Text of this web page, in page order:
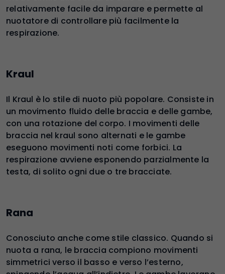
relativamente facile da imparare e permette al
nuotatore di controllare più facilmente la
respirazione.
Kraul
Il Kraul è lo stile di nuoto più popolare. Consiste in
un movimento fluido delle braccia e delle gambe,
con una rotazione del corpo. I movimenti delle
braccia nel kraul sono alternati e le gambe
eseguono movimenti noti come forbici. La
respirazione avviene esponendo parzialmente la
testa, di solito ogni due o tre bracciate.
Rana
Conosciuto anche come stile classico. Quando si
nuota a rana, le braccia compiono movimenti
simmetrici verso il basso e verso l’esterno,